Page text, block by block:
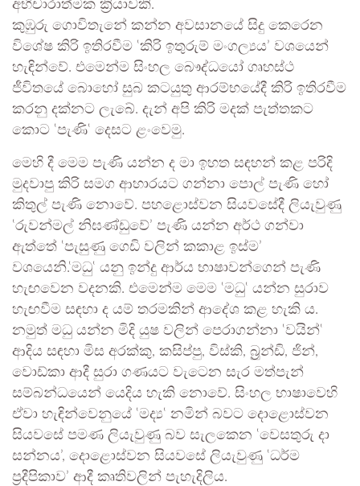
අභිචාරාත්මක ක්‍රියාවකි.
කුඹුරු ගොවිතැනේ කන්න අවසානයේ සිදු කෙරෙන
විශේෂ කිරි ඉතිරවීම ‛කිරි ඉතුරුම් මංගල්‍යය’ වශයෙන්
හැඳින්වේ. එමෙන්ම සිංහල බෞද්ධයෝ ගෘහස්ථ
ජීවිතයේ බොහෝ සුබ කටයුතු ආරම්භයේදී කිරි ඉතිරවීම
කරනු දක්නට ලැබේ. දැන් අපි කිරි මදක් පැත්තකට
කොට ‛පැණි‛ දෙසට ළංවෙමු.
මෙහි දී මෙම පැණි යන්න ද මා ඉහත සඳහන් කළ පරිදි
මුදවාපු කිරි සමග ආහාරයට ගන්නා පොල් පැණි හෝ
කිතුල් පැණි නොවේ. පහළොස්වන සියවසේදී ලියැවුණු
‛රුවන්මල් නිඝණ්ඩුවේ’ පැණි යන්න අර්ථ ගන්වා
ඇත්තේ ‛පැසුණු ගෙඩි වලින් කකාළ ඉස්ම’
වශයෙනි.‛මධු‛ යනු ඉන්දු ආර්ය භාෂාවන්ගෙන් පැණි
හැඟවෙන වදනකි. එමෙන්ම මෙම ‛මධු‛ යන්න සුරාව
හැඟවීම සඳහා ද යම් තරමකින් ආදේශ කළ හැකි ය.
නමුත් මධු යන්න මිදි යුෂ වලින් පෙරාගන්නා ‛වයින්‛
ආදිය සඳහා මිස අරක්කු, කසිප්පු, විස්කි, බ්‍රුන්ඩි, ජින්,
වොඩ්කා ආදී සුරා ගණයට වැටෙන සැර මත්පැන්
සම්බන්ධයෙන් යෙදිය හැකි නොවේ. සිංහල භාෂාවෙහි
ඒවා හැඳින්වෙනුයේ ‛මද්‍ය‛ නමින් බවට දොළොස්වන
සියවසේ පමණ ලියැවුණු බව සැලකෙන ‛වෙසතුරු දා
සන්නය’, දොළොස්වන සියවසේ ලියැවුණු ‛ධර්ම
ප්‍රදීපිකාව’ ආදී කෘතිවලින් පැහැදිලිය.